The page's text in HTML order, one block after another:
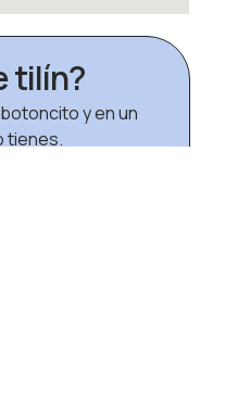
tilín?
y en un
tienes.